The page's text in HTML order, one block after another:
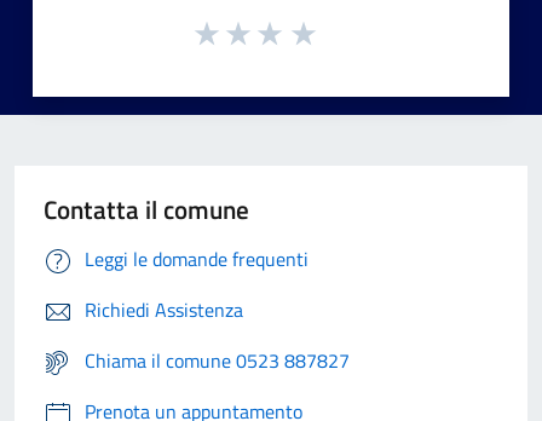
Contatta il comune
Leggi le domande frequenti
Richiedi Assistenza
Chiama il comune 0523 887827
Prenota un appuntamento